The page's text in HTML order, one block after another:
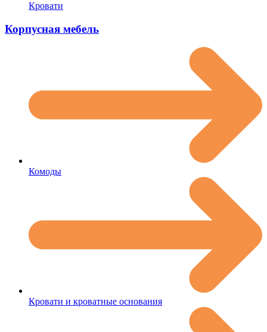
Кровати
Корпусная мебель
Комоды
Кровати и кроватные основания